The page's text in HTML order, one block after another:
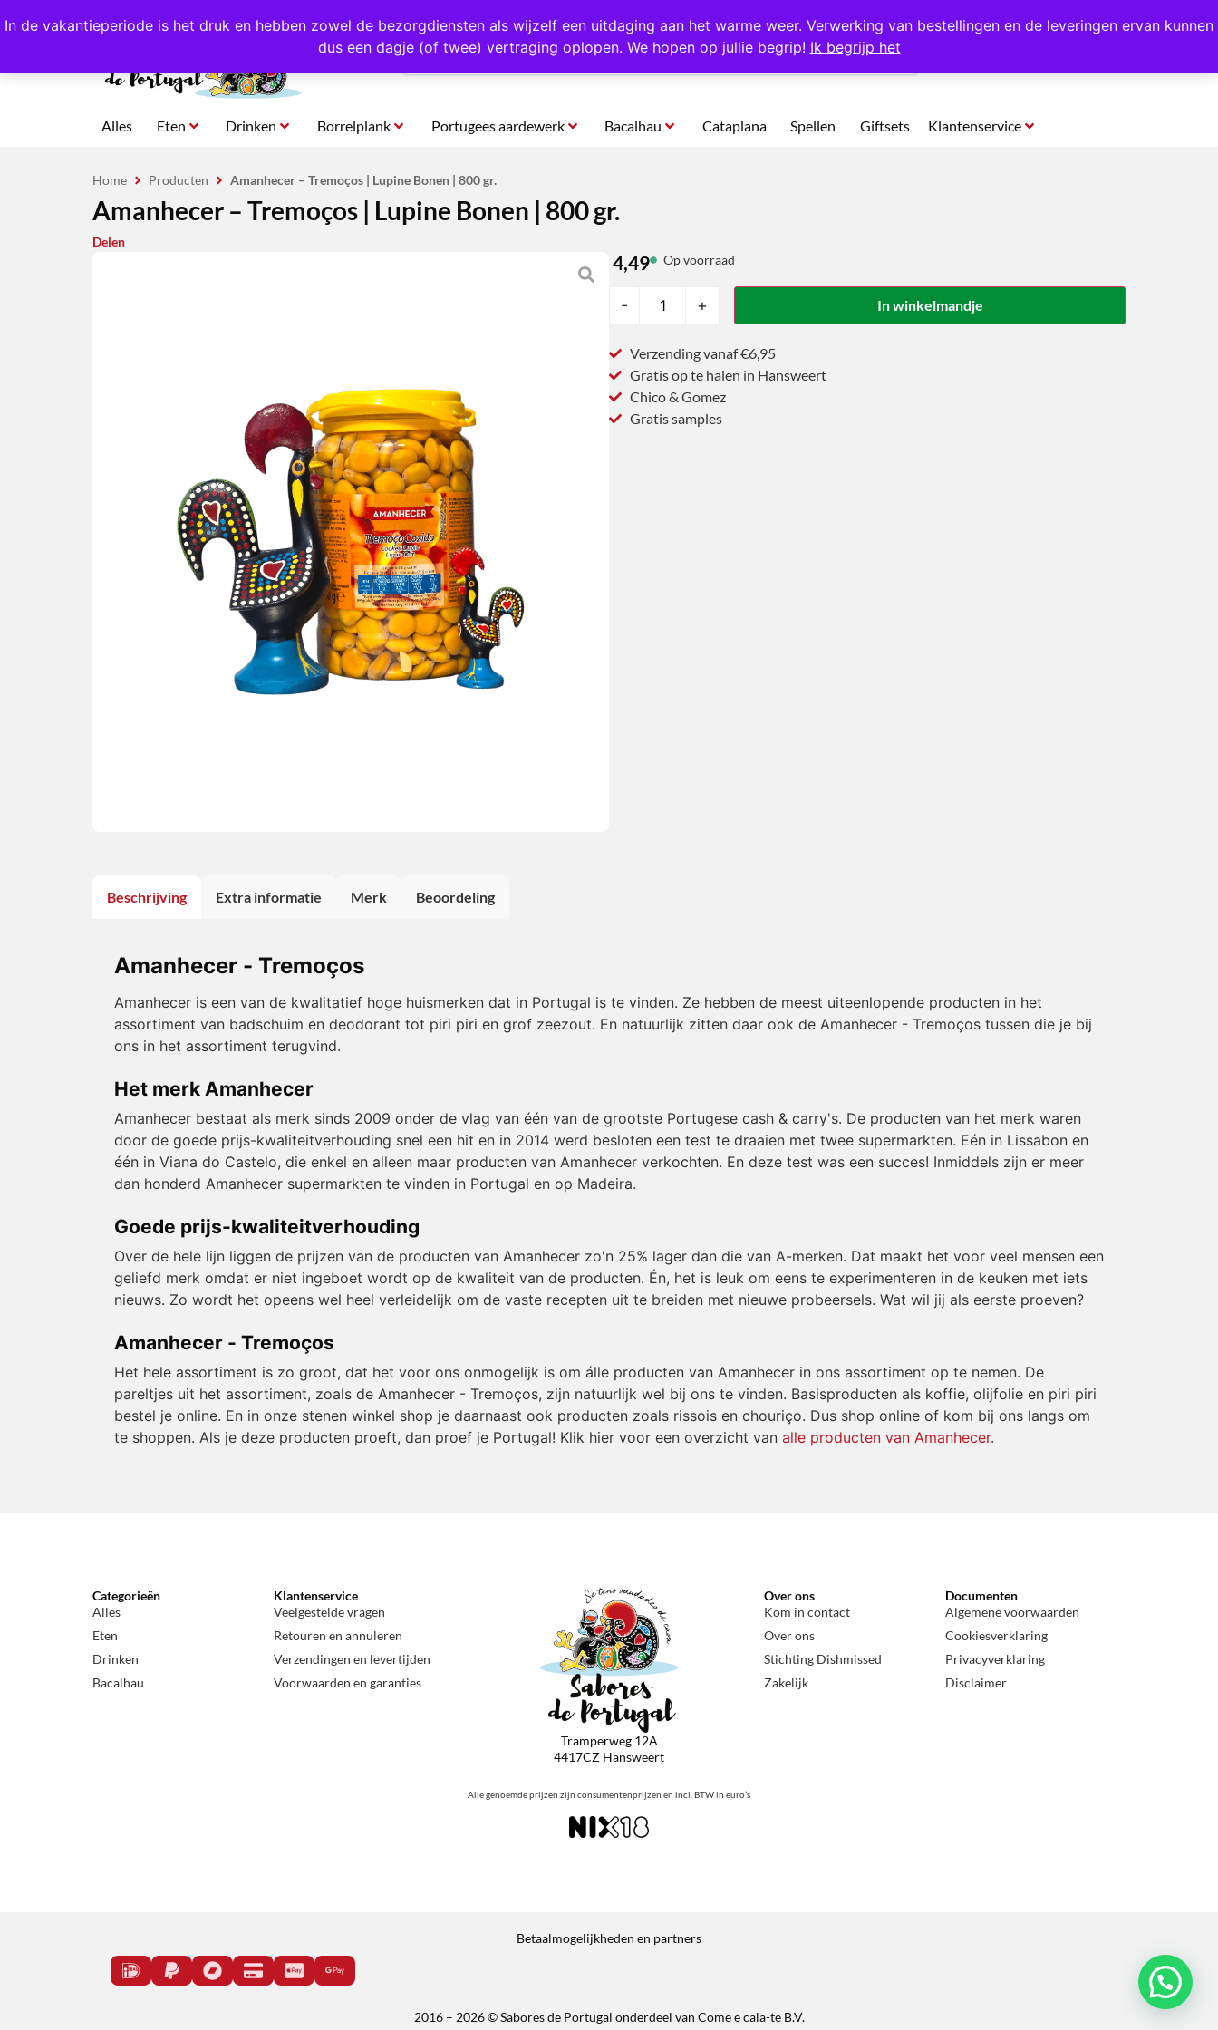
In de vakantieperiode is het druk en hebben zowel de bezorgdiensten als wijzelf een uitdaging aan het warme weer. Verwerking van bestellingen en de leveringen ervan kunnen
dus een dagje (of twee) vertraging oplopen. We hopen op jullie begrip! Ik begrijp het
4,8/5,0 sterren beoordeeld! Eigen import uit Portugal Altijd 1000 verschillende producten op voorraad Gratis op te halen in Hansweert
Alles Eten Drinken Borrelplank Portugees aardewerk Bacalhau Cataplana Spellen Giftsets Klantenservice
Home Producten Amanhecer – Tremoços | Lupine Bonen | 800 gr.
Amanhecer – Tremoços | Lupine Bonen | 800 gr.
Delen
4,49 Op voorraad
- + In winkelmandje
Verzending vanaf €6,95
Gratis op te halen in Hansweert
Chico & Gomez
Gratis samples
Beschrijving Extra informatie Merk Beoordeling
Amanhecer - Tremoços
Amanhecer is een van de kwalitatief hoge huismerken dat in Portugal is te vinden. Ze hebben de meest uiteenlopende producten in het
assortiment van badschuim en deodorant tot piri piri en grof zeezout. En natuurlijk zitten daar ook de Amanhecer - Tremoços tussen die je bij
ons in het assortiment terugvind.
Het merk Amanhecer
Amanhecer bestaat als merk sinds 2009 onder de vlag van één van de grootste Portugese cash & carry's. De producten van het merk waren
door de goede prijs-kwaliteitverhouding snel een hit en in 2014 werd besloten een test te draaien met twee supermarkten. Eén in Lissabon en
één in Viana do Castelo, die enkel en alleen maar producten van Amanhecer verkochten. En deze test was een succes! Inmiddels zijn er meer
dan honderd Amanhecer supermarkten te vinden in Portugal en op Madeira.
Goede prijs-kwaliteitverhouding
Over de hele lijn liggen de prijzen van de producten van Amanhecer zo'n 25% lager dan die van A-merken. Dat maakt het voor veel mensen een
geliefd merk omdat er niet ingeboet wordt op de kwaliteit van de producten. Én, het is leuk om eens te experimenteren in de keuken met iets
nieuws. Zo wordt het opeens wel heel verleidelijk om de vaste recepten uit te breiden met nieuwe probeersels. Wat wil jij als eerste proeven?
Amanhecer - Tremoços
Het hele assortiment is zo groot, dat het voor ons onmogelijk is om álle producten van Amanhecer in ons assortiment op te nemen. De
pareltjes uit het assortiment, zoals de Amanhecer - Tremoços, zijn natuurlijk wel bij ons te vinden. Basisproducten als koffie, olijfolie en piri piri
bestel je online. En in onze stenen winkel shop je daarnaast ook producten zoals rissois en chouriço. Dus shop online of kom bij ons langs om
te shoppen. Als je deze producten proeft, dan proef je Portugal! Klik hier voor een overzicht van alle producten van Amanhecer.
Categorieën
Alles
Eten
Drinken
Bacalhau
Klantenservice
Veelgestelde vragen
Retouren en annuleren
Verzendingen en levertijden
Voorwaarden en garanties
Tramperweg 12A
4417CZ Hansweert
Alle genoemde prijzen zijn consumentenprijzen en incl. BTW in euro’s
Over ons
Kom in contact
Over ons
Stichting Dishmissed
Zakelijk
Documenten
Algemene voorwaarden
Cookiesverklaring
Privacyverklaring
Disclaimer
Betaalmogelijkheden en partners
2016 – 2026 © Sabores de Portugal onderdeel van Come e cala-te B.V.